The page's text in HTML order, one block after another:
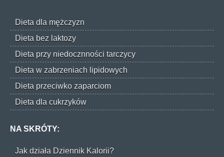
Dieta dla mężczyzn
Dieta bez laktozy
Dieta przy niedocznności tarczycy
Dieta w zabrzeniach lipidowych
Dieta przeciwko zaparciom
Dieta dla cukrzyków
NA SKRÓTY:
Jak działa Dziennik Kalorii?